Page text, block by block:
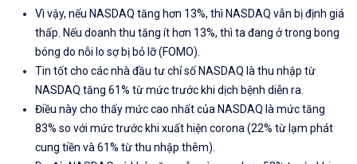
Vì vậy, nếu NASDAQ tăng hơn 13%, thì NASDAQ vẫn bị định giá
thấp. Nếu doanh thu tăng ít hơn 13%, thì ta đang ở trong bong
bóng do nỗi lo sợ bị bỏ lỡ (FOMO).
Tin tốt cho các nhà đầu tư chỉ số NASDAQ là thu nhập từ
NASDAQ tăng 61% từ mức trước khi dịch bệnh diễn ra.
Điều này cho thấy mức cao nhất của NASDAQ là mức tăng
83% so với mức trước khi xuất hiện corona (22% từ lạm phát
cung tiền và 61% từ thu nhập thêm).